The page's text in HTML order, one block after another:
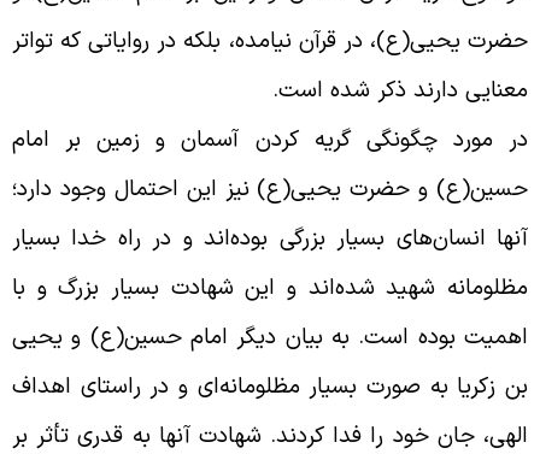
یحیی(ع)، در قرآن نیامده، بلکه در روایاتی که تواتر
دارند ذکر شده است.
مورد چگونگی گریه کردن آسمان و زمین بر امام
و حضرت یحیی(ع) نیز این احتمال وجود دارد؛
انسان‌های بسیار بزرگی بوده‌اند و در راه خدا بسیار
شهید شده‌اند و این شهادت بسیار بزرگ و با
بوده است. به بیان دیگر امام حسین(ع) و یحیی
زکریا به صورت بسیار مظلومانه‌ای و در راستای اهداف
جان خود را فدا کردند. شهادت آنها به قدری تأثر بر